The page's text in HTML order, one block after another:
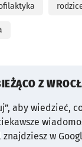
Z
aby wiedzieć,
w